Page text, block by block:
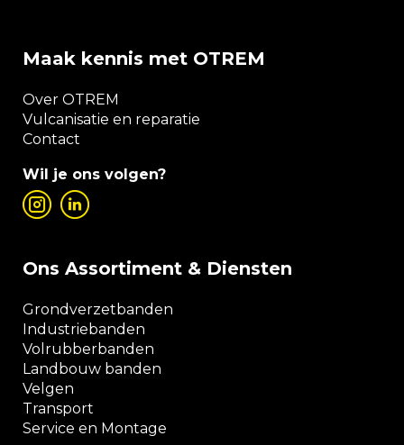
Ons Assortiment & Diensten
Grondverzetbanden
Industriebanden
Volrubberbanden
Landbouw banden
Velgen
Transport
Service en Montage
Maak kennis met OTREM
Over OTREM
Vulcanisatie en reparatie
Contact
Wil je ons volgen?